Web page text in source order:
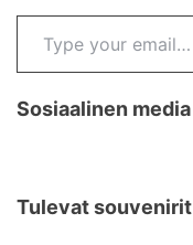
Type your email…
Sosiaalinen media
Tulevat souvenirit